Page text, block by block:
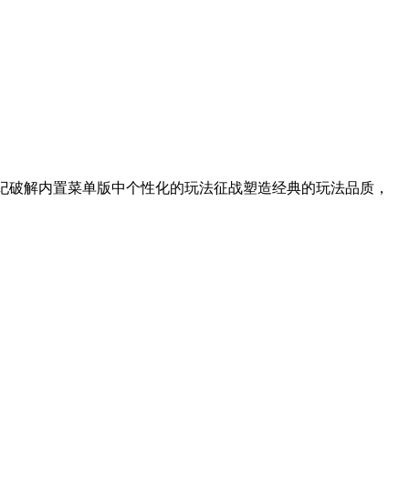
解内置菜单版中个性化的玩法征战塑造经典的玩法品质，